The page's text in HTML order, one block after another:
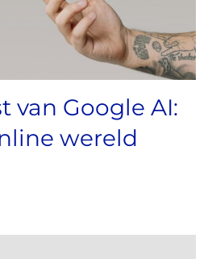
van Google AI:
wereld